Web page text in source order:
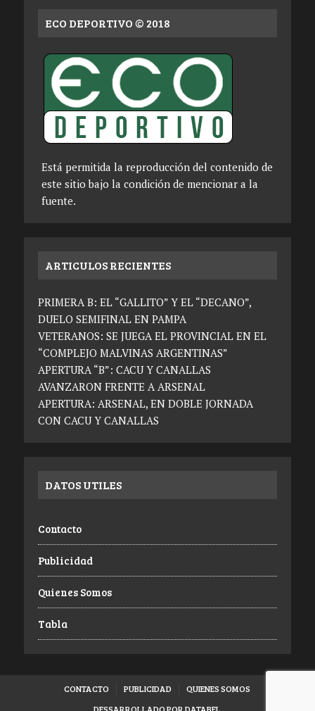
ECO DEPORTIVO © 2018
Está permitida la reproducción del contenido de
este sitio bajo la condición de mencionar a la
fuente.
ARTICULOS RECIENTES
PRIMERA B: EL “GALLITO” Y EL “DECANO”,
DUELO SEMIFINAL EN PAMPA
VETERANOS: SE JUEGA EL PROVINCIAL EN EL
“COMPLEJO MALVINAS ARGENTINAS”
APERTURA “B”: CACU Y CANALLAS
AVANZARON FRENTE A ARSENAL
APERTURA: ARSENAL, EN DOBLE JORNADA
CON CACU Y CANALLAS
DATOS UTILES
Contacto
Publicidad
Quienes Somos
Tabla
CONTACTO PUBLICIDAD
QUIENES SOMOS